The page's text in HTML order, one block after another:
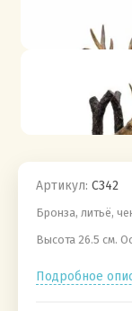
Артикул: C342
Бронза, литьё,
Высота 26.5 см.
Подробное